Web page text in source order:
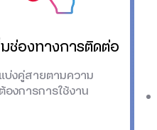
ช่องทางการติดต่อ
แบ่งคู่สายตามความ
ต้องการการใช้งาน